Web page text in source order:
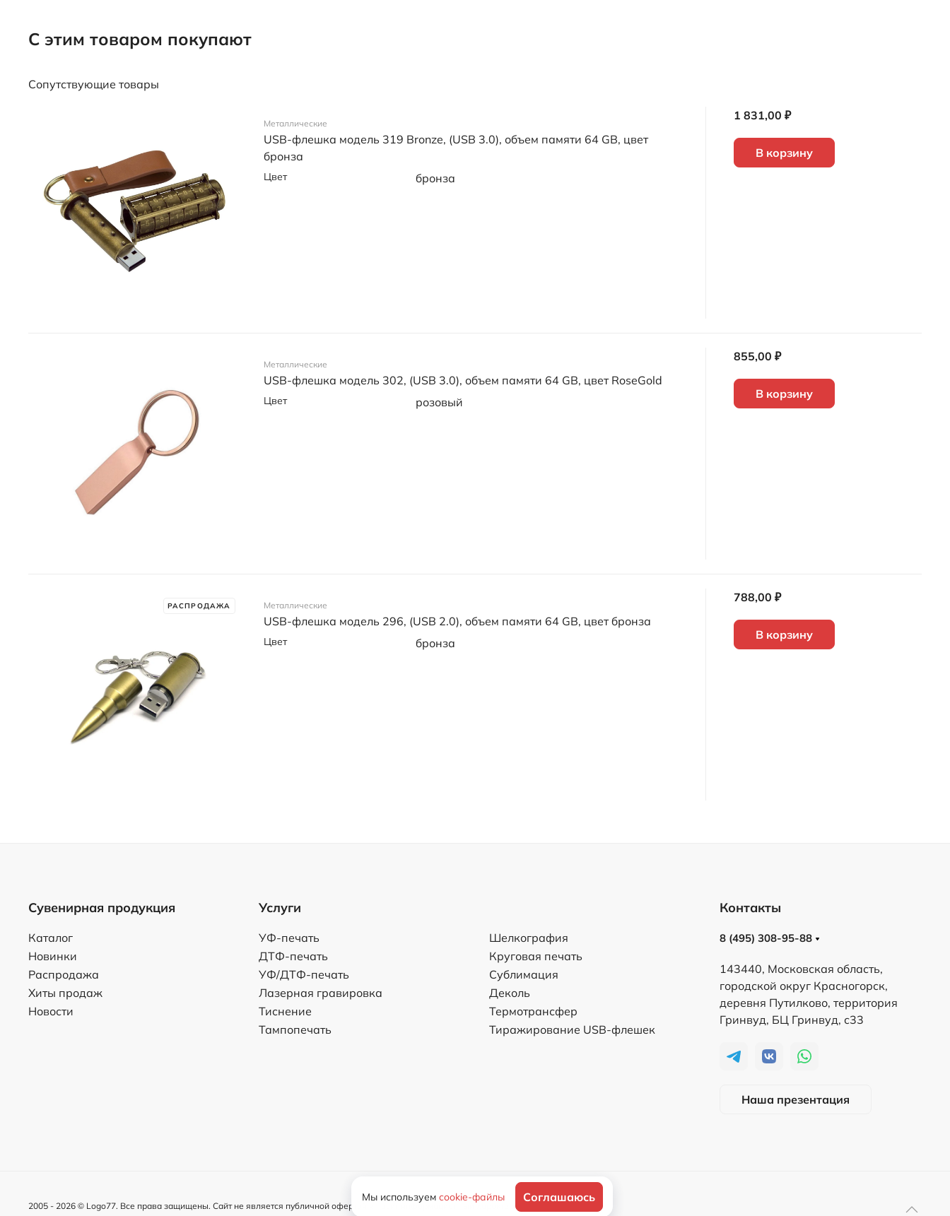
С этим товаром покупают
Сопутствующие товары
Металлические
USB-флешка модель 319 Bronze, (USB 3.0), объем памяти 64 GB, цвет
бронза
Цвет бронза
1 831,00 ₽
В корзину
Металлические
USB-флешка модель 302, (USB 3.0), объем памяти 64 GB, цвет RoseGold
Цвет розовый
855,00 ₽
В корзину
РАСПРОДАЖА Металлические
USB-флешка модель 296, (USB 2.0), объем памяти 64 GB, цвет бронза
Цвет бронза
788,00 ₽
В корзину
Сувенирная продукция
Каталог
Новинки
Распродажа
Хиты продаж
Новости
Услуги
УФ-печать
ДТФ-печать
УФ/ДТФ-печать
Лазерная гравировка
Тиснение
Тампопечать
Шелкография
Круговая печать
Сублимация
Деколь
Термотрансфер
Тиражирование USB-флешек
Контакты
8 (495) 308-95-88
143440, Московская область,
городской округ Красногорск,
деревня Путилково, территория
Гринвуд, БЦ Гринвуд, с33
Наша презентация
2005 - 2026 © Logo77. Все права защищены. Сайт не является публичной офертой и носит информационный характер.
Мы используем cookie-файлы Соглашаюсь